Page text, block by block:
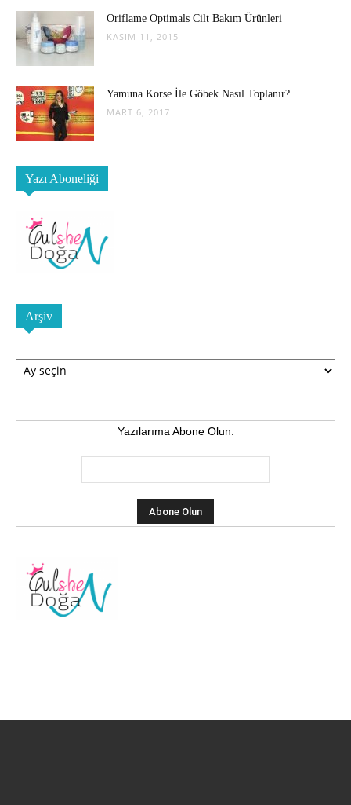
Oriflame Optimals Cilt Bakım Ürünleri
KASIM 11, 2015
Yamuna Korse İle Göbek Nasıl Toplanır?
MART 6, 2017
Yazı Aboneliği
Arşiv
Arşiv
Yazılarıma Abone Olun: